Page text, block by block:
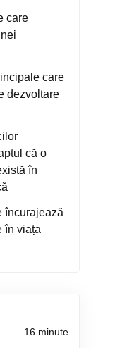
care
care
dezvoltare
că o
în
încurajează
în viața
16 minute